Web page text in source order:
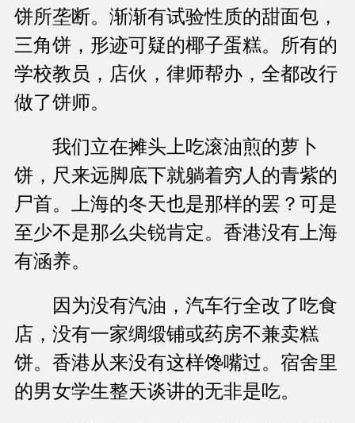
饼所垄断。渐渐有试验性质的甜面包，
三角饼，形迹可疑的椰子蛋糕。所有的
学校教员，店伙，律师帮办，全都改行
做了饼师。
我们立在摊头上吃滚油煎的萝卜
饼，尺来远脚底下就躺着穷人的青紫的
尸首。上海的冬天也是那样的罢？可是
至少不是那么尖锐肯定。香港没有上海
有涵养。
因为没有汽油，汽车行全改了吃食
店，没有一家绸缎铺或药房不兼卖糕
饼。香港从来没有这样馋嘴过。宿舍里
的男女学生整天谈讲的无非是吃。